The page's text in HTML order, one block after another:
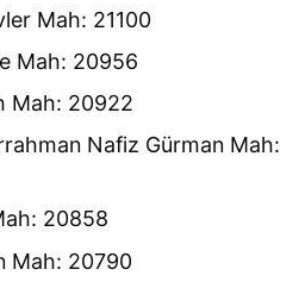
Mah: 21100
Mah: 20956
Mah: 20922
Nafiz Gürman Mah:
20858
Mah: 20790